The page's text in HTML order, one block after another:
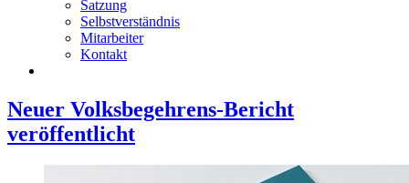
Satzung
Selbstverständnis
Mitarbeiter
Kontakt
Neuer Volksbegehrens-Bericht
veröffentlicht